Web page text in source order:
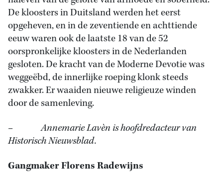
De kloosters in Duitsland werden het eerst
opgeheven, en in de zeventiende en achttiende
eeuw waren ook de laatste 18 van de 52
oorspronkelijke kloosters in de Nederlanden
gesloten. De kracht van de Moderne Devotie was
weggeëbd, de innerlijke roeping klonk steeds
zwakker. Er waaiden nieuwe religieuze winden
door de samenleving.
– Annemarie Lavèn is hoofdredacteur van
Historisch Nieuwsblad.
Gangmaker Florens Radewijns